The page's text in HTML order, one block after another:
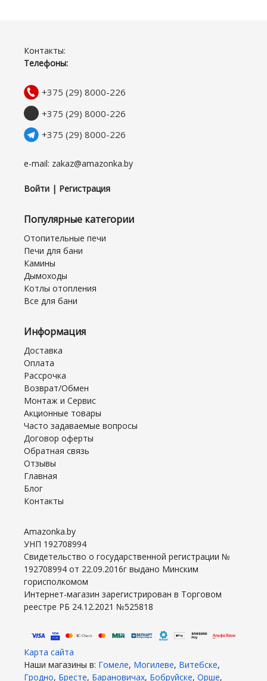
Контакты:
Телефоны:
+375 (29) 8000-226
+375 (29) 8000-226
+375 (29) 8000-226
e-mail: zakaz@amazonka.by
Войти | Регистрация
Популярные категории
Отопительные печи
Печи для бани
Камины
Дымоходы
Котлы отопления
Все для бани
Информация
Доставка
Оплата
Рассрочка
Возврат/Обмен
Монтаж и Сервис
Акционные товары
Часто задаваемые вопросы
Договор оферты
Обратная связь
Отзывы
Главная
Блог
Контакты
Amazonka.by
УНП 192708994
Свидетельство о государственной регистрации №
192708994 от 22.09.2016г выдано Минским
горисполкомом
Интернет-магазин зарегистрирован в Торговом
реестре РБ 24.12.2021 №525818
Карта сайта
Наши магазины в: Гомеле, Могилеве, Витебске,
Гродно, Бресте, Барановичах, Бобруйске, Орше,